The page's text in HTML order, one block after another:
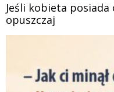
Jeśli kobieta posiada
opuszczaj